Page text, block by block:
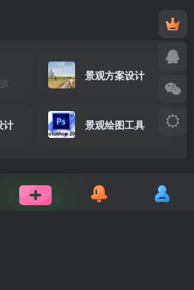
景观方案设计
计 景观绘图工具